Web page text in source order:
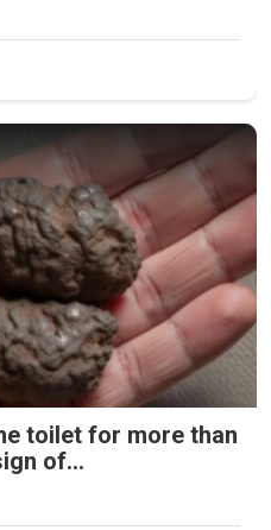
toilet for more than
of...